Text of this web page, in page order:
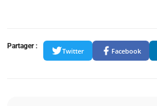
Partager :
Twitter Facebook